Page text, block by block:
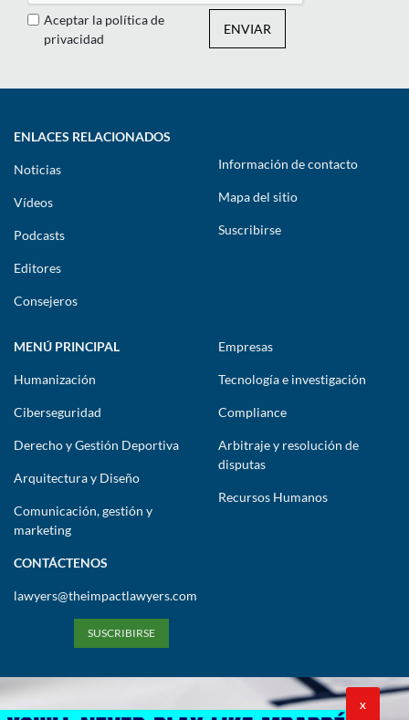
Aceptar la política de
privacidad
ENVIAR
ENLACES RELACIONADOS
Noticias
Vídeos
Podcasts
Editores
Consejeros
Información de contacto
Mapa del sitio
Suscribirse
MENÚ PRINCIPAL
Humanización
Ciberseguridad
Derecho y Gestión Deportiva
Arquitectura y Diseño
Comunicación, gestión y
marketing
Empresas
Tecnología e investigación
Compliance
Arbitraje y resolución de
disputas
Recursos Humanos
CONTÁCTENOS
lawyers@theimpactlawyers.com
SUSCRIBIRSE
X